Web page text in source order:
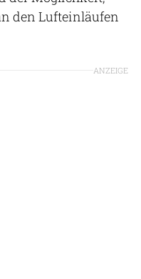
den Lufteinläufen
ANZEIGE